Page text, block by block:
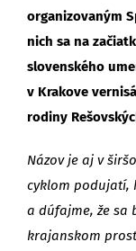
organizovaným
nich sa na
slovenského
v Krakove
rodiny
Názov je aj v
cyklom podujatí,
a dúfajme, že sa
krajanskom